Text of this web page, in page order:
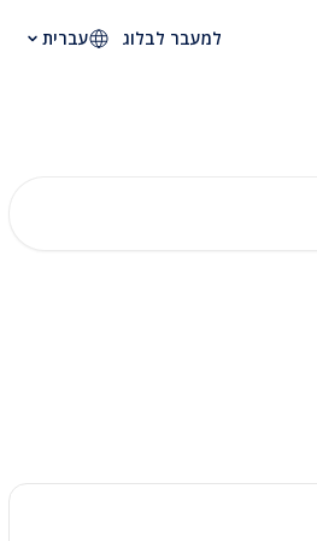
למעבר לבלוג עברית